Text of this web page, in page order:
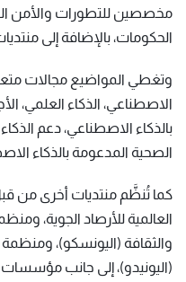
الحكومات، بالإضافة إلى
وتغطي المواضيع مجالات
الاصطناعي، الذكاء العلمي،
بالذكاء الاصطناعي، دعم
الصحية المدعومة بالذكاء
كما تُنظَّم منتديات أخرى من
العالمية للأرصاد الجوية،
والثقافة (اليونسكو)، ومنظمة
(اليونيدو)، إلى جانب